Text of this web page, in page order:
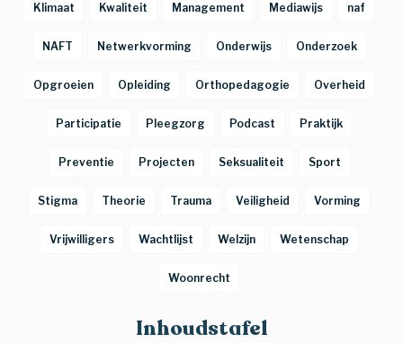
Inhoudstafel
Klimaat Kwaliteit Management Mediawijs naf
NAFT Netwerkvorming Onderwijs Onderzoek
Opgroeien Opleiding Orthopedagogie Overheid
Participatie Pleegzorg Podcast Praktijk
Preventie Projecten Seksualiteit Sport
Stigma Theorie Trauma Veiligheid Vorming
Vrijwilligers Wachtlijst Welzijn Wetenschap
Woonrecht